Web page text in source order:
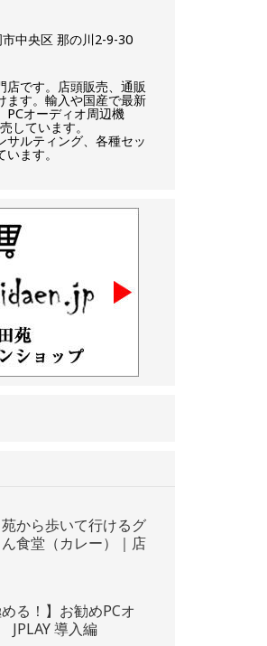
中央区 那の川2-9-30
店です。店頭販売、通販
ます。輸入や国産で最新
PCオーディオ周辺機
しています。
サルティング、各種セッ
ます。
から歩いて行けるグ
食堂（カレー）｜店
る！】お勧めPCオ
導入編